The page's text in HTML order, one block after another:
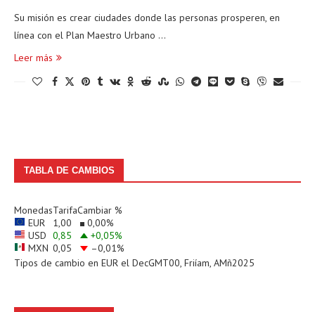
Su misión es crear ciudades donde las personas prosperen, en
línea con el Plan Maestro Urbano …
Leer más
TABLA DE CAMBIOS
MonedasTarifaCambiar %
EUR
1,00 0,00%
USD 0,85 +0,05%
MXN 0,05 –0,01%
Tipos de cambio en EUR el DecGMT00, Friíam, AMñ2025